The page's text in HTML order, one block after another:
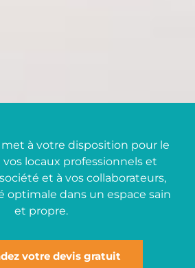
met à votre disposition pour le
locaux professionnels et
et à vos collaborateurs,
optimale dans un espace sain
et propre.
votre devis gratuit